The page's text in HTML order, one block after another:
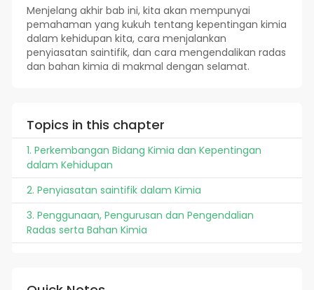
Menjelang akhir bab ini, kita akan mempunyai
pemahaman yang kukuh tentang kepentingan kimia
dalam kehidupan kita, cara menjalankan
penyiasatan saintifik, dan cara mengendalikan radas
dan bahan kimia di makmal dengan selamat.
Topics in this chapter
1. Perkembangan Bidang Kimia dan Kepentingan
dalam Kehidupan
2. Penyiasatan saintifik dalam Kimia
3. Penggunaan, Pengurusan dan Pengendalian
Radas serta Bahan Kimia